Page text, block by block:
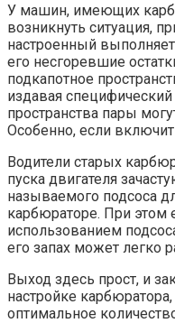
У машин, имеющих
возникнуть ситуация,
настроенный
его несгоревшие
подкапотное
издавая
пространства пары
Особенно, если
Водители старых
пуска двигателя
называемого подсоса
карбюраторе. При этом
использованием
его запах может легко
Выход здесь прост, и
настройке
оптимальное